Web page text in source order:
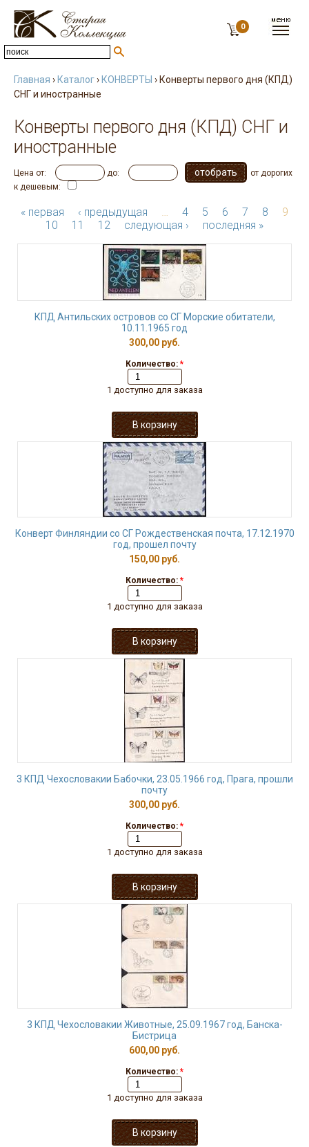
0
Главная › Каталог› КОНВЕРТЫ › Конверты первого дня (КПД)
СНГ и иностранные
Конверты первого дня (КПД) СНГ и
иностранные
Цена от: до:
от дорогих
к дешевым:
« первая ‹ предыдущая … 4 5 6 7 8
9
10
11 12 следующая › последняя »
КПД Антильских островов со СГ Морские обитатели,
10.11.1965 год
300,00 руб.
Количество: *
1 доступно для заказа
Конверт Финляндии со СГ Рождественская почта, 17.12.1970
год, прошел почту
150,00 руб.
Количество: *
1 доступно для заказа
3 КПД Чехословакии Бабочки, 23.05.1966 год, Прага, прошли
почту
300,00 руб.
Количество: *
1 доступно для заказа
3 КПД Чехословакии Животные, 25.09.1967 год, Банска-
Бистрица
600,00 руб.
Количество: *
1 доступно для заказа